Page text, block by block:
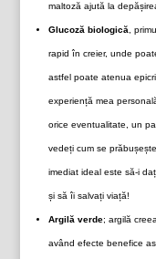
maltoză ajută la
Glucoză biologică ,
rapid în creier, unde
astfel poate atenua
experiență mea
orice eventualitate, un
vedeți cum se
imediat ideal este să-i
și să îi salvați viață!
Argilă verde; argilă
având efecte benefice